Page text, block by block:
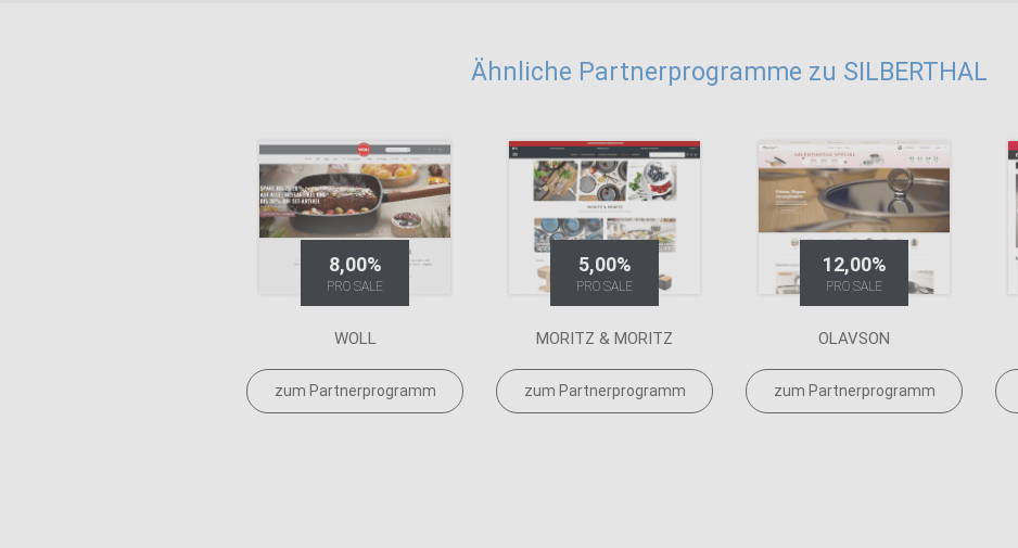
Ähnliche Partnerprogramme zu SILBERTHAL
8,00%
PRO SALE
WOLL
zum Partnerprogramm
5,00%
PRO SALE
MORITZ & MORITZ
zum Partnerprogramm
12,00%
PRO SALE
OLAVSON
zum Partnerprogramm